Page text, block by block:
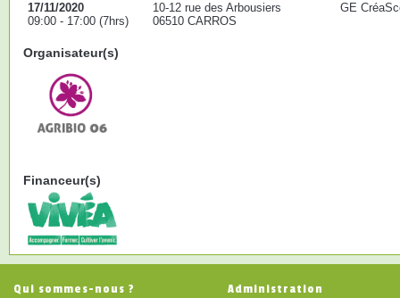
17/11/2020
09:00 - 17:00 (7hrs)
10-12 rue des Arbousiers
06510 CARROS
GE
Organisateur(s)
Financeur(s)
Qui sommes-nous ?
Administration